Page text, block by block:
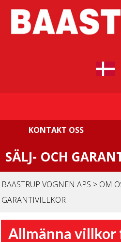
KONTAKT OSS
SÄLJ- OCH
BAASTRUP VOGNEN APS > OM
GARANTIVILLKOR
Allmänna villkor